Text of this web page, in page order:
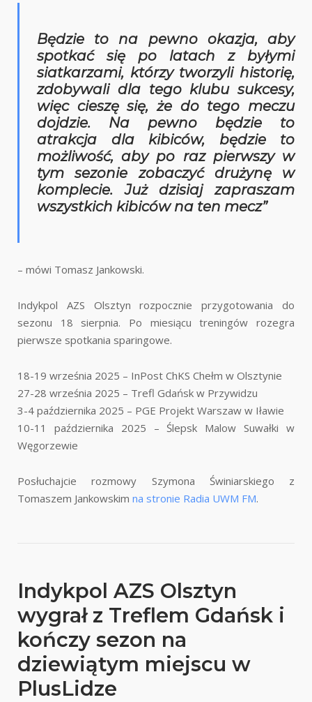
Będzie to na pewno okazja, aby
spotkać się po latach z byłymi
siatkarzami, którzy tworzyli historię,
zdobywali dla tego klubu sukcesy,
więc cieszę się, że do tego meczu
dojdzie. Na pewno będzie to
atrakcja dla kibiców, będzie to
możliwość, aby po raz pierwszy w
tym sezonie zobaczyć drużynę w
komplecie. Już dzisiaj zapraszam
wszystkich kibiców na ten mecz”
– mówi Tomasz Jankowski.
Indykpol AZS Olsztyn rozpocznie przygotowania do
sezonu 18 sierpnia. Po miesiącu treningów rozegra
pierwsze spotkania sparingowe.
18-19 września 2025 – InPost ChKS Chełm w Olsztynie
27-28 września 2025 – Trefl Gdańsk w Przywidzu
3-4 października 2025 – PGE Projekt Warszaw w Iławie
10-11 października 2025 – Ślepsk Malow Suwałki w
Węgorzewie
Posłuchajcie rozmowy Szymona Świniarskiego z
Tomaszem Jankowskim na stronie Radia UWM FM.
Indykpol AZS Olsztyn
wygrał z Treflem Gdańsk i
kończy sezon na
dziewiątym miejscu w
PlusLidze